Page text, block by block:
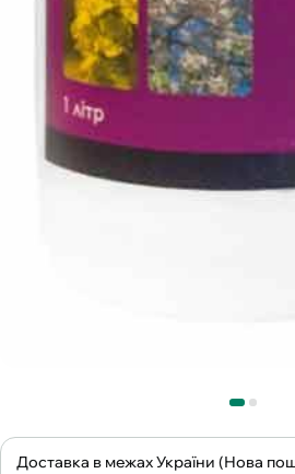
Доставка в межах України (Нова